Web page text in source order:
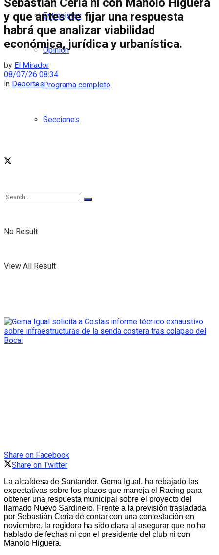
Entrevistas
Opinión
Programa completo
Secciones
No Result
View All Result
Sebastián Ceria ni con Manolo Higuera
y que antes de fijar una respuesta
habrá que analizar viabilidad
económica, jurídica y urbanística.
by El Mirador
08/07/26 08:34
in Deportes
Share on Facebook
Share on Twitter
La alcaldesa de Santander, Gema Igual, ha rebajado las
expectativas sobre los plazos que maneja el Racing para
obtener una respuesta municipal sobre el proyecto del
llamado Nuevo Sardinero. Frente a la previsión trasladada
por Sebastián Ceria de contar con una contestación en
noviembre, la regidora ha sido clara al asegurar que no ha
hablado de fechas ni con el presidente del club ni con
Manolo Higuera.